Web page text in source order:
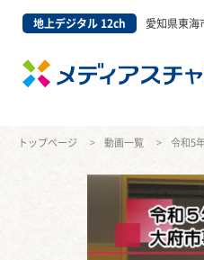
地上デジタル 12ch 愛知県東海
トップページ 動画一覧 令和5